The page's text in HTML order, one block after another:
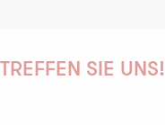
TREFFEN SIE UNS!